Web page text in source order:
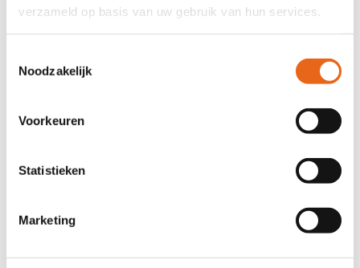
verzameld op basis van uw gebruik van hun services.
Noodzakelijk
Voorkeuren
Statistieken
Marketing
Eigen meubelmakerij
Robuuste tafelbladen
Binnen 15 werkdagen in huis
Ontvang geldbedrag retour